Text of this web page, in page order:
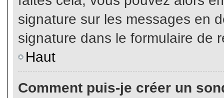
signature sur les messages en
signature dans le formulaire de
Haut
Comment puis-je créer un